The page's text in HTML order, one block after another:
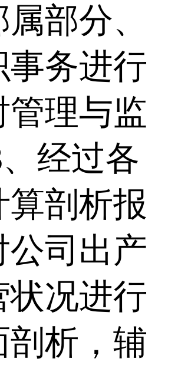
部分、
事务进行
管理与监
经过各
算剖析报
公司出产
状况进行
剖析，辅